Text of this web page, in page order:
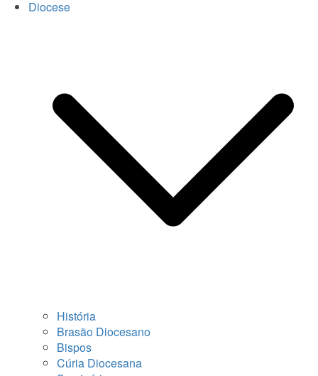
Diocese
História
Brasão Diocesano
Bispos
Cúria Diocesana